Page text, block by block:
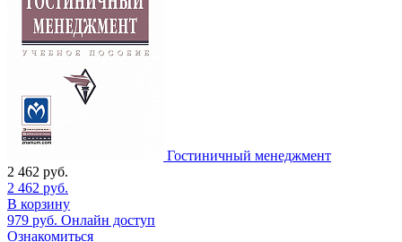
Гостиничный менеджмент
2 462 руб.
2 462 руб.
В корзину
979 руб. Онлайн доступ
Ознакомиться